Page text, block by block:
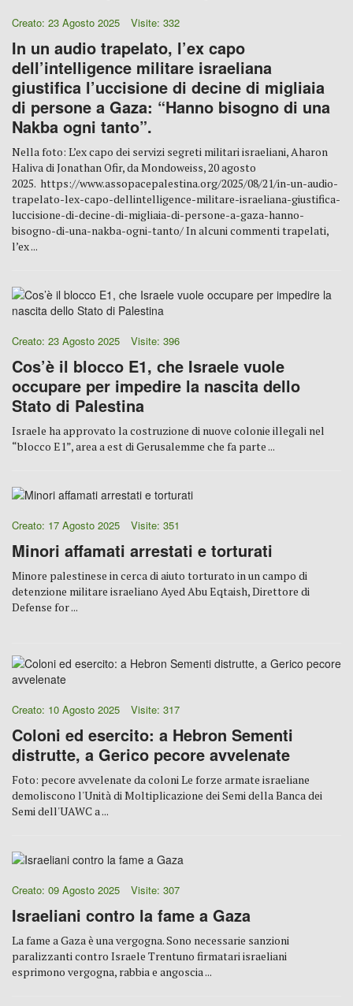
Creato: 23 Agosto 2025 Visite: 332
In un audio trapelato, l’ex capo
dell’intelligence militare israeliana
giustifica l’uccisione di decine di migliaia
di persone a Gaza: “Hanno bisogno di una
Nakba ogni tanto”.
Nella foto: L’ex capo dei servizi segreti militari israeliani, Aharon
Haliva di Jonathan Ofir, da Mondoweiss, 20 agosto
2025. https://www.assopacepalestina.org/2025/08/21/in-un-audio-
trapelato-lex-capo-dellintelligence-militare-israeliana-giustifica-
luccisione-di-decine-di-migliaia-di-persone-a-gaza-hanno-
bisogno-di-una-nakba-ogni-tanto/ In alcuni commenti trapelati,
l’ex ...
Creato: 23 Agosto 2025 Visite: 396
Cos’è il blocco E1, che Israele vuole
occupare per impedire la nascita dello
Stato di Palestina
Israele ha approvato la costruzione di nuove colonie illegali nel
“blocco E1”, area a est di Gerusalemme che fa parte ...
Creato: 17 Agosto 2025 Visite: 351
Minori affamati arrestati e torturati
Minore palestinese in cerca di aiuto torturato in un campo di
detenzione militare israeliano Ayed Abu Eqtaish, Direttore di
Defense for ...
Creato: 10 Agosto 2025 Visite: 317
Coloni ed esercito: a Hebron Sementi
distrutte, a Gerico pecore avvelenate
Foto: pecore avvelenate da coloni Le forze armate israeliane
demoliscono l'Unità di Moltiplicazione dei Semi della Banca dei
Semi dell'UAWC a ...
Creato: 09 Agosto 2025 Visite: 307
Israeliani contro la fame a Gaza
La fame a Gaza è una vergogna. Sono necessarie sanzioni
paralizzanti contro Israele Trentuno firmatari israeliani
esprimono vergogna, rabbia e angoscia ...